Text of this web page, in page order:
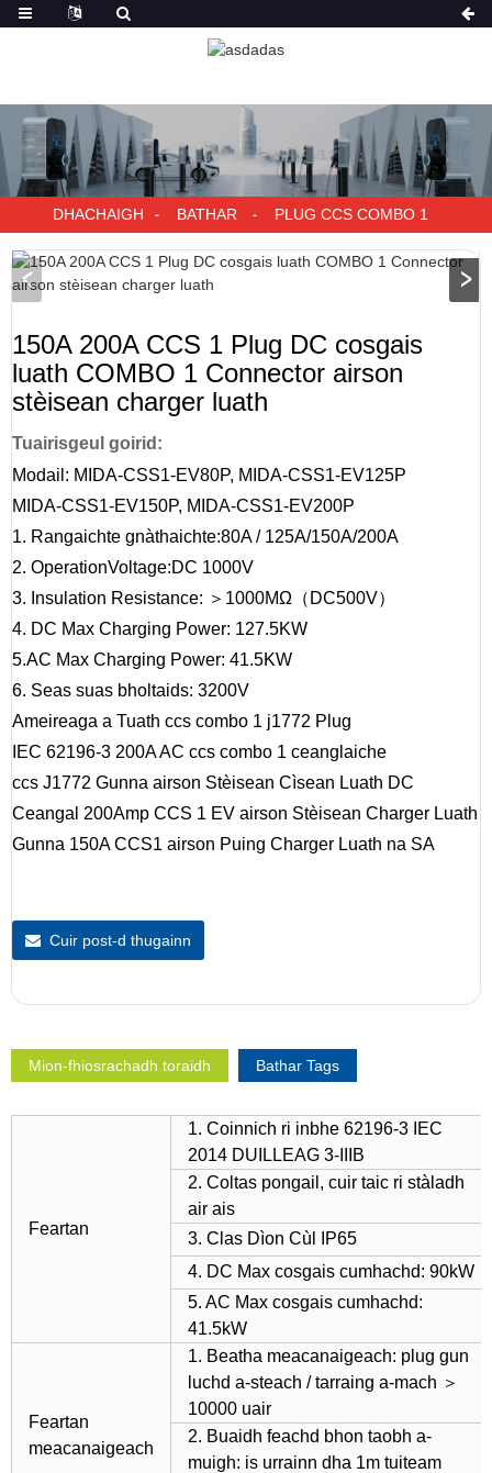
DHACHAIGH BATHAR PLUG CCS COMBO 1
150A 200A CCS 1 Plug DC cosgais
luath COMBO 1 Connector airson
stèisean charger luath
Tuairisgeul goirid:
Modail: MIDA-CSS1-EV80P, MIDA-CSS1-EV125P
MIDA-CSS1-EV150P, MIDA-CSS1-EV200P
1. Rangaichte gnàthaichte:80A / 125A/150A/200A
2. OperationVoltage:DC 1000V
3. Insulation Resistance: ＞1000MΩ（DC500V）
4. DC Max Charging Power: 127.5KW
5.AC Max Charging Power: 41.5KW
6. Seas suas bholtaids: 3200V
Ameireaga a Tuath ccs combo 1 j1772 Plug
IEC 62196-3 200A AC ccs combo 1 ceanglaiche
ccs J1772 Gunna airson Stèisean Cìsean Luath DC
Ceangal 200Amp CCS 1 EV airson Stèisean Charger Luath
Gunna 150A CCS1 airson Puing Charger Luath na SA
Cuir post-d thugainn
Mion-fhiosrachadh toraidh Bathar Tags
Feartan
1. Coinnich ri inbhe 62196-3 IEC
2014 DUILLEAG 3-IIIB
2. Coltas pongail, cuir taic ri stàladh
air ais
3. Clas Dìon Cùl IP65
4. DC Max cosgais cumhachd: 90kW
5. AC Max cosgais cumhachd:
41.5kW
Feartan
meacanaigeach
1. Beatha meacanaigeach: plug gun
luchd a-steach / tarraing a-mach ＞
10000 uair
2. Buaidh feachd bhon taobh a-
muigh: is urrainn dha 1m tuiteam